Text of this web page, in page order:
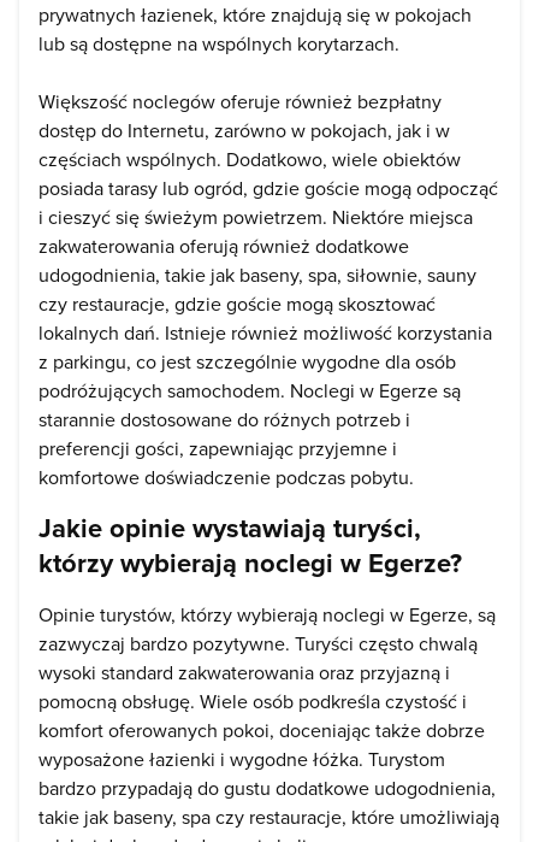
prywatnych łazienek, które znajdują się w pokojach
lub są dostępne na wspólnych korytarzach.
Większość noclegów oferuje również bezpłatny
dostęp do Internetu, zarówno w pokojach, jak i w
częściach wspólnych. Dodatkowo, wiele obiektów
posiada tarasy lub ogród, gdzie goście mogą odpocząć
i cieszyć się świeżym powietrzem. Niektóre miejsca
zakwaterowania oferują również dodatkowe
udogodnienia, takie jak baseny, spa, siłownie, sauny
czy restauracje, gdzie goście mogą skosztować
lokalnych dań. Istnieje również możliwość korzystania
z parkingu, co jest szczególnie wygodne dla osób
podróżujących samochodem. Noclegi w Egerze są
starannie dostosowane do różnych potrzeb i
preferencji gości, zapewniając przyjemne i
komfortowe doświadczenie podczas pobytu.
Jakie opinie wystawiają turyści,
którzy wybierają noclegi w Egerze?
Opinie turystów, którzy wybierają noclegi w Egerze, są
zazwyczaj bardzo pozytywne. Turyści często chwalą
wysoki standard zakwaterowania oraz przyjazną i
pomocną obsługę. Wiele osób podkreśla czystość i
komfort oferowanych pokoi, doceniając także dobrze
wyposażone łazienki i wygodne łóżka. Turystom
bardzo przypadają do gustu dodatkowe udogodnienia,
takie jak baseny, spa czy restauracje, które umożliwiają